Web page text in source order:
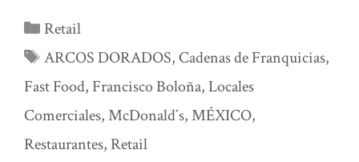
Categorías
Retail
Etiquetas
ARCOS DORADOS, Cadenas de Franquicias,
Fast Food, Francisco Boloña,Locales
Comerciales,McDonald´s,MÉXICO,
Restaurantes, Retail